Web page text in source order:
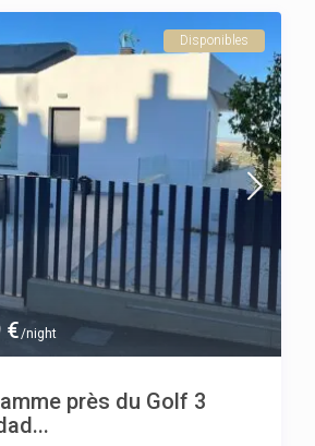
€/night
Disponibles
près du Golf 3